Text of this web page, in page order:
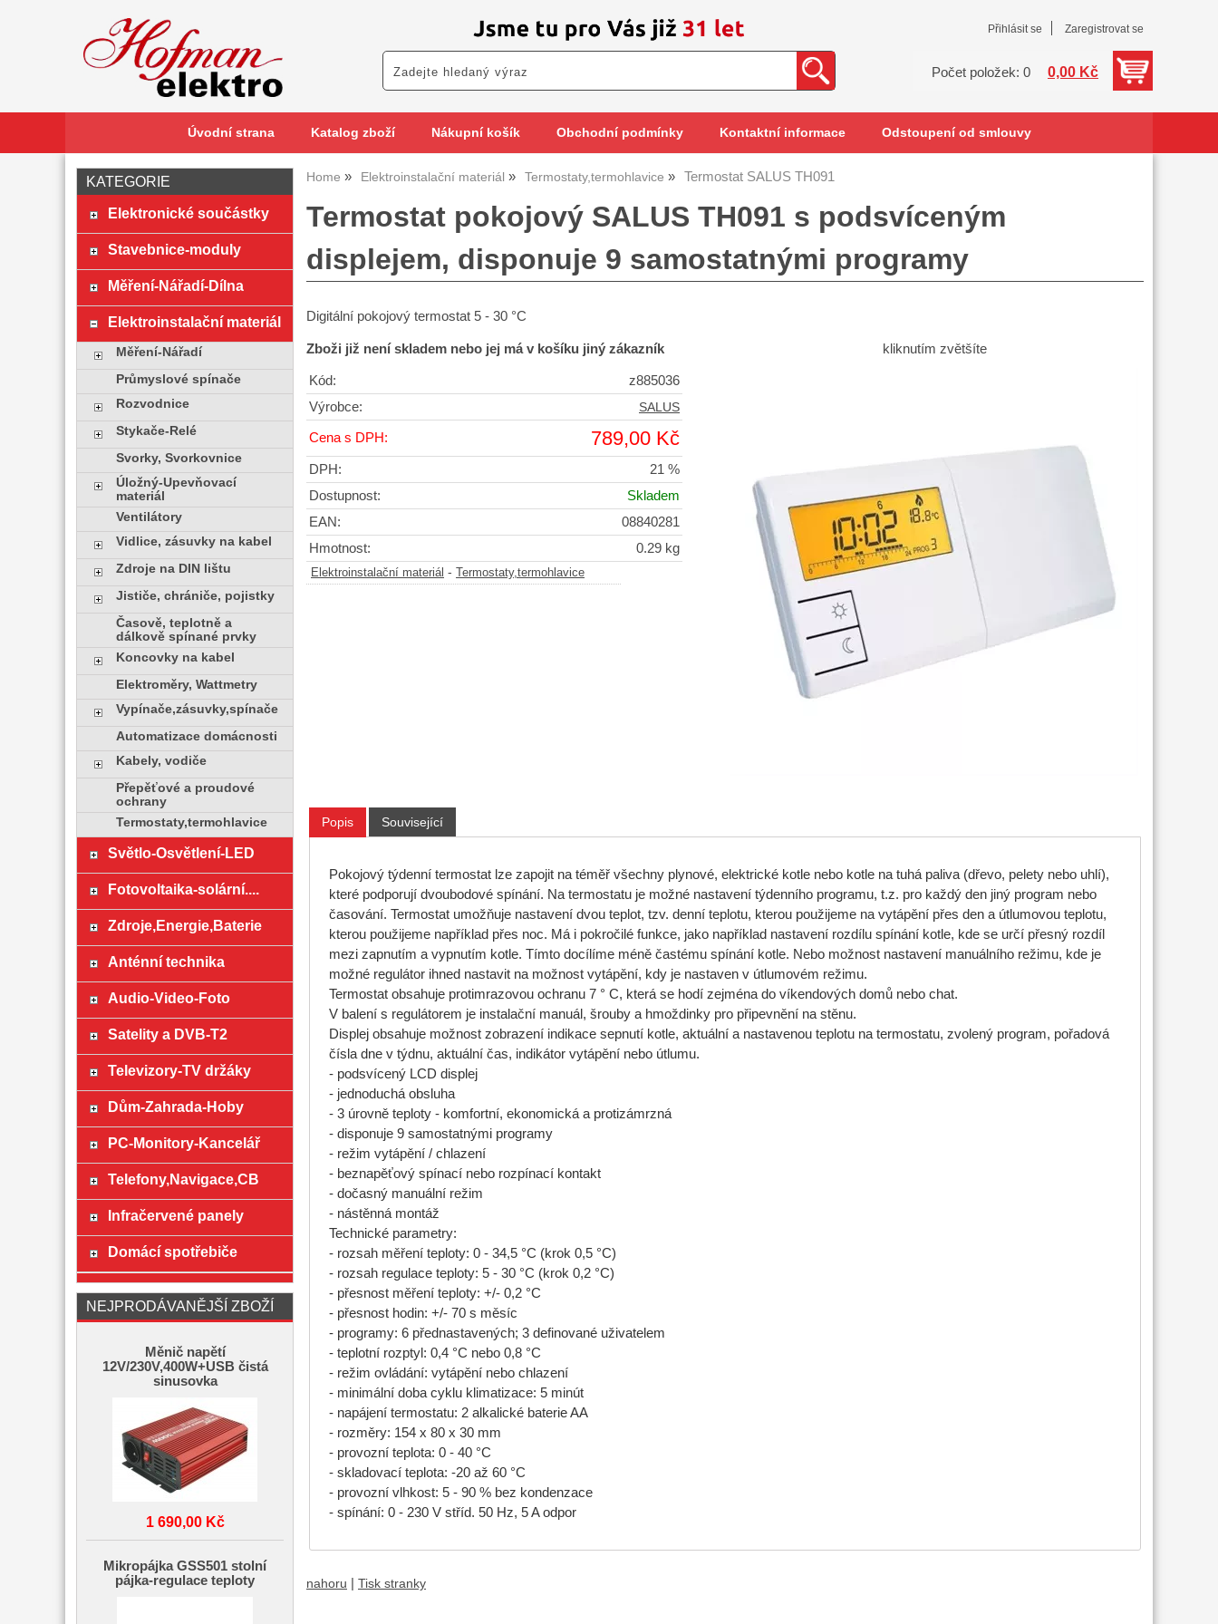
Přihlásit se Zaregistrovat se
Počet položek: 0 0,00 Kč
Úvodní strana Katalog zboží Nákupní košík Obchodní podmínky Kontaktní informace Odstoupení od smlouvy
Home Elektroinstalační materiál Termostaty,termohlavice Termostat SALUS TH091
Termostat pokojový SALUS TH091 s podsvíceným
displejem, disponuje 9 samostatnými programy
Digitální pokojový termostat 5 - 30 °C
kliknutím zvětšíte
Zboži již není skladem nebo jej má v košíku jiný zákazník
Kód:
z885036
Výrobce:
SALUS
Cena s DPH: 789,00 Kč
DPH:
21 %
Dostupnost:
Skladem
EAN:
08840281
Hmotnost:
0.29 kg
Elektroinstalační materiál - Termostaty,termohlavice
Popis Související
Pokojový týdenní termostat lze zapojit na téměř všechny plynové, elektrické kotle nebo kotle na tuhá paliva (dřevo, pelety nebo uhlí),
které podporují dvoubodové spínání. Na termostatu je možné nastavení týdenního programu, t.z. pro každý den jiný program nebo
časování. Termostat umožňuje nastavení dvou teplot, tzv. denní teplotu, kterou použijeme na vytápění přes den a útlumovou teplotu,
kterou použijeme například přes noc. Má i pokročilé funkce, jako například nastavení rozdílu spínání kotle, kde se určí přesný rozdíl
mezi zapnutím a vypnutím kotle. Tímto docílíme méně častému spínání kotle. Nebo možnost nastavení manuálního režimu, kde je
možné regulátor ihned nastavit na možnost vytápění, kdy je nastaven v útlumovém režimu.
Termostat obsahuje protimrazovou ochranu 7 ° C, která se hodí zejména do víkendových domů nebo chat.
V balení s regulátorem je instalační manuál, šrouby a hmoždinky pro připevnění na stěnu.
Displej obsahuje možnost zobrazení indikace sepnutí kotle, aktuální a nastavenou teplotu na termostatu, zvolený program, pořadová
čísla dne v týdnu, aktuální čas, indikátor vytápění nebo útlumu.
- podsvícený LCD displej
- jednoduchá obsluha
- 3 úrovně teploty - komfortní, ekonomická a protizámrzná
- disponuje 9 samostatnými programy
- režim vytápění / chlazení
- beznapěťový spínací nebo rozpínací kontakt
- dočasný manuální režim
- nástěnná montáž
Technické parametry:
- rozsah měření teploty: 0 - 34,5 °C (krok 0,5 °C)
- rozsah regulace teploty: 5 - 30 °C (krok 0,2 °C)
- přesnost měření teploty: +/- 0,2 °C
- přesnost hodin: +/- 70 s měsíc
- programy: 6 přednastavených; 3 definované uživatelem
- teplotní rozptyl: 0,4 °C nebo 0,8 °C
- režim ovládání: vytápění nebo chlazení
- minimální doba cyklu klimatizace: 5 minút
- napájení termostatu: 2 alkalické baterie AA
- rozměry: 154 x 80 x 30 mm
- provozní teplota: 0 - 40 °C
- skladovací teplota: -20 až 60 °C
- provozní vlhkost: 5 - 90 % bez kondenzace
- spínání: 0 - 230 V stříd. 50 Hz, 5 A odpor
nahoru Tisk stranky
KATEGORIE
Elektronické součástky
Stavebnice-moduly
Měření-Nářadí-Dílna
Elektroinstalační materiál
Měření-Nářadí
Průmyslové spínače
Rozvodnice
Stykače-Relé
Svorky, Svorkovnice
Úložný-Upevňovací
materiál
Ventilátory
Vidlice, zásuvky na kabel
Zdroje na DIN lištu
Jističe, chrániče, pojistky
Časově, teplotně a
dálkově spínané prvky
Koncovky na kabel
Elektroměry, Wattmetry
Vypínače,zásuvky,spínače
Automatizace domácnosti
Kabely, vodiče
Přepěťové a proudové
ochrany
Termostaty,termohlavice
Světlo-Osvětlení-LED
Fotovoltaika-solární....
Zdroje,Energie,Baterie
Anténní technika
Audio-Video-Foto
Satelity a DVB-T2
Televizory-TV držáky
Dům-Zahrada-Hoby
PC-Monitory-Kancelář
Telefony,Navigace,CB
Infračervené panely
Domácí spotřebiče
NEJPRODÁVANĚJŠÍ ZBOŽÍ
Měnič napětí
12V/230V,400W+USB čistá
sinusovka
1 690,00 Kč
Mikropájka GSS501 stolní
pájka-regulace teploty